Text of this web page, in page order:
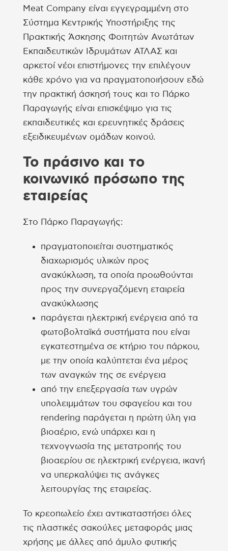
Meat Company είναι εγγεγραμμένη στο
Σύστημα Κεντρικής Υποστήριξης της
Πρακτικής Άσκησης Φοιτητών Ανωτάτων
Εκπαιδευτικών Ιδρυμάτων ΑΤΛΑΣ και
αρκετοί νέοι επιστήμονες την επιλέγουν
κάθε χρόνο για να πραγματοποιήσουν εδώ
την πρακτική άσκησή τους και το Πάρκο
Παραγωγής είναι επισκέψιμο για τις
εκπαιδευτικές και ερευνητικές δράσεις
εξειδικευμένων ομάδων κοινού.
Το πράσινο και το
κοινωνικό πρόσωπο της
εταιρείας
Στο Πάρκο Παραγωγής:
πραγματοποιείται συστηματικός
διαχωρισμός υλικών προς
ανακύκλωση, τα οποία προωθούνται
προς την συνεργαζόμενη εταιρεία
ανακύκλωσης
παράγεται ηλεκτρική ενέργεια από τα
φωτοβολταϊκά συστήματα που είναι
εγκατεστημένα σε κτήριο του πάρκου,
με την οποία καλύπτεται ένα μέρος
των αναγκών της σε ενέργεια
από την επεξεργασία των υγρών
υπολειμμάτων του σφαγείου και του
rendering παράγεται η πρώτη ύλη για
βιοαέριο, ενώ υπάρχει και η
τεχνογνωσία της μετατροπής του
βιοαερίου σε ηλεκτρική ενέργεια, ικανή
να υπερκαλύψει τις ανάγκες
λειτουργίας της εταιρείας.
Το κρεοπωλείο έχει αντικαταστήσει όλες
τις πλαστικές σακούλες μεταφοράς μιας
χρήσης με άλλες από άμυλο φυτικής